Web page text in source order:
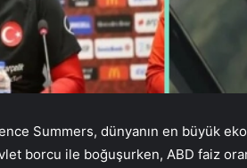
Summers, dünyanın en büyük
borcu ile boğuşurken, ABD faiz